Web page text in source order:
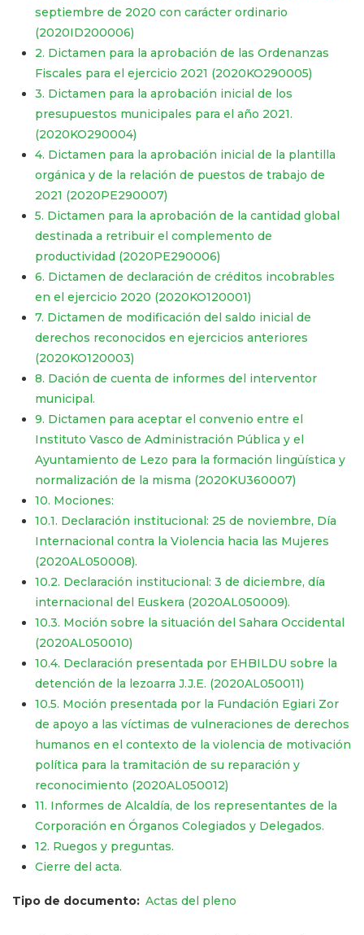
septiembre de 2020 con carácter ordinario
(2020ID200006)
2. Dictamen para la aprobación de las Ordenanzas
Fiscales para el ejercicio 2021 (2020KO290005)
3. Dictamen para la aprobación inicial de los
presupuestos municipales para el año 2021.
(2020KO290004)
4. Dictamen para la aprobación inicial de la plantilla
orgánica y de la relación de puestos de trabajo de
2021 (2020PE290007)
5. Dictamen para la aprobación de la cantidad global
destinada a retribuir el complemento de
productividad (2020PE290006)
6. Dictamen de declaración de créditos incobrables
en el ejercicio 2020 (2020KO120001)
7. Dictamen de modificación del saldo inicial de
derechos reconocidos en ejercicios anteriores
(2020KO120003)
8. Dación de cuenta de informes del interventor
municipal.
9. Dictamen para aceptar el convenio entre el
Instituto Vasco de Administración Pública y el
Ayuntamiento de Lezo para la formación lingüística y
normalización de la misma (2020KU360007)
10. Mociones:
10.1. Declaración institucional: 25 de noviembre, Día
Internacional contra la Violencia hacia las Mujeres
(2020AL050008).
10.2. Declaración institucional: 3 de diciembre, día
internacional del Euskera (2020AL050009).
​​​​​​​10.3. Moción sobre la situación del Sahara Occidental
(2020AL050010)
​​​​​​​10.4. Declaración presentada por EHBILDU sobre la
detención de la lezoarra J.J.E. (2020AL050011)
​​​​​​​10.5. Moción presentada por la Fundación Egiari Zor
de apoyo a las víctimas de vulneraciones de derechos
humanos en el contexto de la violencia de motivación
política para la tramitación de su reparación y
reconocimiento (2020AL050012)
11. Informes de Alcaldía, de los representantes de la
Corporación en Órganos Colegiados y Delegados.
12. Ruegos y preguntas.
Cierre del acta.
Tipo de documento Actas del pleno